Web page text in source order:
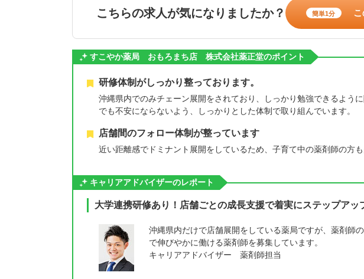
こちらの求人が気になりましたか？ 簡単1分
すこやか薬局 おもろまち店 株式会社薬正堂のポイント
研修体制がしっかり整っております。
沖縄県内でのみチェーン展開をされており、しっかり勉強できるよう
でも不安にならないよう、しっかりとした体制で取り組んでいます。
店舗間のフォロー体制が整っています
近い距離感でドミナント展開をしているため、子育て中の薬剤師の方
キャリアアドバイザーのレポート
大学連携研修あり！店舗ごとの成長支援で着実にステップアッ
沖縄県内だけで店舗展開をしている薬局ですが、薬剤師
で伸びやかに働ける薬剤師を募集しています。
キャリアアドバイザー 薬剤師担当